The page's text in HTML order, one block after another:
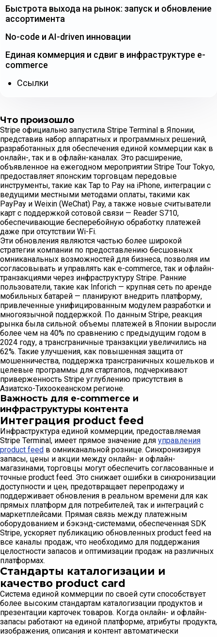
Что произошло
Stripe официально запустила Stripe Terminal в Японии,
представив набор аппаратных и программных решений,
разработанных для обеспечения единой коммерции как в
онлайн-, так и в офлайн-каналах. Это расширение,
объявленное на ежегодном мероприятии Stripe Tour Tokyo,
предоставляет японским торговцам передовые
инструменты, такие как Tap to Pay на iPhone, интеграции с
ведущими местными методами оплаты, такими как
PayPay и Weixin (WeChat) Pay, а также новые считыватели
карт с поддержкой сотовой связи — Reader S710,
обеспечивающие бесперебойную обработку платежей
даже при отсутствии Wi-Fi.
Эти обновления являются частью более широкой
стратегии компании по предоставлению бесшовных
омниканальных возможностей для бизнеса, позволяя им
согласовывать и управлять как e-commerce, так и офлайн-
транзакциями через инфраструктуру Stripe. Ранние
пользователи, такие как Inforich — крупная сеть по аренде
мобильных батарей — планируют внедрить платформу,
привлеченные унифицированным модулем разработки и
многоязычной поддержкой. По данным Stripe, реакция
рынка была сильной: объемы платежей в Японии выросли
более чем на 40% по сравнению с предыдущим годом в
2024 году, а трансграничные транзакции увеличились на
62%. Такие улучшения, как повышенная защита от
мошенничества, поддержка трансграничных кошельков и
целевые программы для стартапов, подчеркивают
приверженность Stripe углублению присутствия в
Азиатско-Тихоокеанском регионе.
Важность для e-commerce и
инфраструктуры контента
Интеграция product feed
Инфраструктура единой коммерции, предоставляемая
Stripe Terminal, имеет прямое значение для управления
product feed в омниканальной рознице. Синхронизируя
запасы, цены и акции между онлайн- и офлайн-
магазинами, торговцы могут обеспечить согласованные и
точные product feed. Это снижает ошибки в синхронизации
доступности и цен, предотвращает перепродажу и
поддерживает обновления в реальном времени для как
прямых платформ для потребителей, так и интеграций с
маркетплейсами. Прямая связь между платежным
оборудованием и бэкэнд-системами, обеспеченная SDK
Stripe, ускоряет публикацию обновленных product feed на
все каналы продаж, что необходимо для поддержания
целостности запасов и оптимизации продаж на различных
платформах.
Стандарты каталогизации и
качество product card
Система единой коммерции по своей сути способствует
более высоким стандартам каталогизации продуктов и
презентации карточек товаров. Когда онлайн- и офлайн-
запасы работают на единой платформе, атрибуты продукта,
изображения, описания и контент автоматически
Быстрота выхода на рынок: запуск и обновление
ассортимента
No-code и AI-driven инновации
Единая коммерция и сдвиг в инфраструктуре e-
commerce
Ссылки